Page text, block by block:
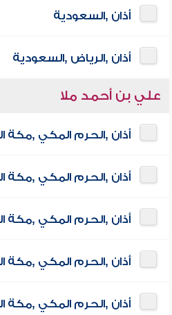
أذان ,السعودية
أذان ,الرياض ,السعودية
علي بن أحمد ملا
أذان ,الحرم المكي ,مكة
أذان ,الحرم المكي ,مكة
أذان ,الحرم المكي ,مكة
أذان ,الحرم المكي ,مكة
أذان ,الحرم المكي ,مكة